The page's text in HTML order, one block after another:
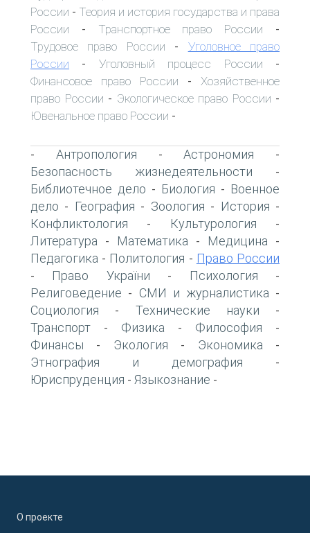
России - Теория и история государства и права
России - Транспортное право России -
Трудовое право России - Уголовное право
России - Уголовный процесс России -
Финансовое право России - Хозяйственное
право России - Экологическое право России -
Ювенальное право России -
- Антропология -Астрономия -
Безопасность жизнедеятельности -
Библиотечное дело - Биология - Военное
дело - География - Зоология - История -
Конфликтология - Культурология -
Литература - Математика - Медицина -
Педагогика - Политология - Право России
- Право України - Психология -
Религоведение - СМИ и журналистика -
Социология - Технические науки -
Транспорт - Физика - Философия -
Финансы - Экология - Экономика -
Этнография и демография -
Юриспруденция - Языкознание -
О проекте